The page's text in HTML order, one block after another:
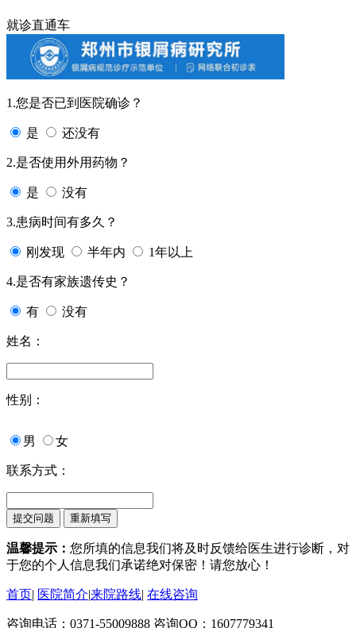
就诊直通车
1.您是否已到医院确诊？
是 还没有
2.是否使用外用药物？
是 没有
3.患病时间有多久？
刚发现 半年内 1年以上
4.是否有家族遗传史？
有 没有
姓名：
性别：
男 女
联系方式：
温馨提示： 您所填的信息我们将及时反馈给医生进行诊断，对
于您的个人信息我们承诺绝对保密！请您放心！
首页| 医院简介|来院路线| 在线咨询
咨询电话：0371-55009888 咨询QQ：1607779341